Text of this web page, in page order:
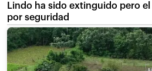
Lindo ha sido extinguido pero
por seguridad